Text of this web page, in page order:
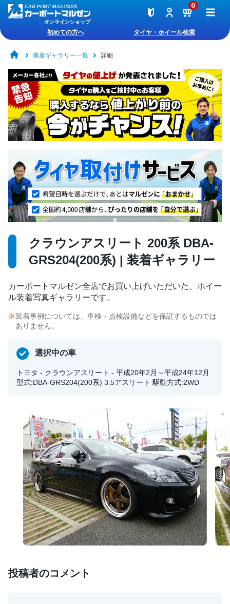
オンラインショップ
0
初めての方へ タイヤ・ホイール検索
装着ギャラリー一覧 詳細
クラウンアスリート 200系 DBA-
GRS204(200系) | 装着ギャラリー
カーポートマルゼン全店でお買い上げいただいた、ホイー
ル装着写真ギャラリーです。
装着事例については、車検・点検設備などを保証するものでは
ありません。
選択中の車
トヨタ - クラウンアスリート - 平成20年2月～平成24年12月
型式:DBA-GRS204(200系) 3.5アスリート 駆動方式:2WD
投稿者のコメント